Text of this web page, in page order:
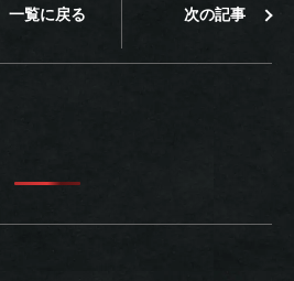
一覧に戻る 次の記事